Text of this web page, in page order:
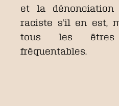
et la dénonciation
raciste s’il en est,
tous les êtres
fréquentables.